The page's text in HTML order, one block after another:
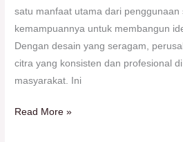
satu manfaat utama dari penggunaan
kemampuannya untuk membangun
Dengan desain yang seragam,
citra yang konsisten dan profesional
masyarakat. Ini
Read More »